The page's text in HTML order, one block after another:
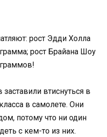
рост Эдди Холла
рост Брайана Шоу
втиснуться в
в самолете. Они
потому что ни один
с кем-то из них.